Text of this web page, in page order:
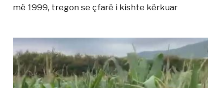
më 1999, tregon se çfarë i kishte kërkuar